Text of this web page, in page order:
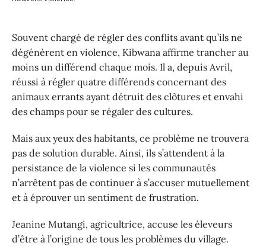
Souvent chargé de régler des conflits avant qu’ils ne
dégénèrent en violence, Kibwana affirme trancher au
moins un différend chaque mois. Il a, depuis Avril,
réussi à régler quatre différends concernant des
animaux errants ayant détruit des clôtures et envahi
des champs pour se régaler des cultures.
Mais aux yeux des habitants, ce problème ne trouvera
pas de solution durable. Ainsi, ils s’attendent à la
persistance de la violence si les communautés
n’arrêtent pas de continuer à s’accuser mutuellement
et à éprouver un sentiment de frustration.
Jeanine Mutangi, agricultrice, accuse les éleveurs
d’être à l’origine de tous les problèmes du village.